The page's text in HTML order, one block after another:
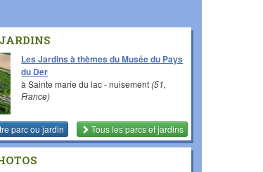
Les Jardins à thèmes du Musée du Pays
du Der
à Sainte marie du lac - nuisement(51,
France)
parc ou jardin Tous les parcs et jardins